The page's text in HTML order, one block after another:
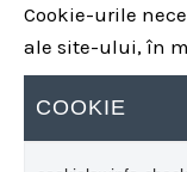
Cookie-urile
ale site-ului, în
COOKIE